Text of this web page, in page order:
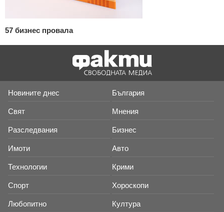
57 бизнес провала
Новините днес България
Свят Мнения
Разследвания Бизнес
Имоти Авто
Технологии Крими
Спорт Хороскопи
Любопитно Култура